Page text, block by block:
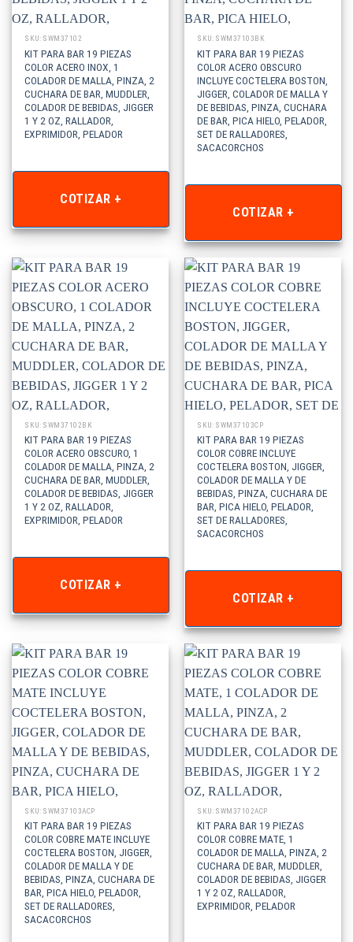
SKU: SWM37102
KIT PARA BAR 19 PIEZAS
COLOR ACERO INOX, 1
COLADOR DE MALLA, PINZA, 2
CUCHARA DE BAR, MUDDLER,
COLADOR DE BEBIDAS, JIGGER
1 Y 2 OZ, RALLADOR,
EXPRIMIDOR, PELADOR
COTIZAR +
SKU: SWM37103BK
KIT PARA BAR 19 PIEZAS
COLOR ACERO OBSCURO
INCLUYE COCTELERA BOSTON,
JIGGER, COLADOR DE MALLA Y
DE BEBIDAS, PINZA, CUCHARA
DE BAR, PICA HIELO, PELADOR,
SET DE RALLADORES,
SACACORCHOS
COTIZAR +
SKU: SWM37102BK
KIT PARA BAR 19 PIEZAS
COLOR ACERO OBSCURO, 1
COLADOR DE MALLA, PINZA, 2
CUCHARA DE BAR, MUDDLER,
COLADOR DE BEBIDAS, JIGGER
1 Y 2 OZ, RALLADOR,
EXPRIMIDOR, PELADOR
COTIZAR +
SKU: SWM37103CP
KIT PARA BAR 19 PIEZAS
COLOR COBRE INCLUYE
COCTELERA BOSTON, JIGGER,
COLADOR DE MALLA Y DE
BEBIDAS, PINZA, CUCHARA DE
BAR, PICA HIELO, PELADOR,
SET DE RALLADORES,
SACACORCHOS
COTIZAR +
SKU: SWM37103ACP
KIT PARA BAR 19 PIEZAS
COLOR COBRE MATE INCLUYE
COCTELERA BOSTON, JIGGER,
COLADOR DE MALLA Y DE
BEBIDAS, PINZA, CUCHARA DE
BAR, PICA HIELO, PELADOR,
SET DE RALLADORES,
SACACORCHOS
SKU: SWM37102ACP
KIT PARA BAR 19 PIEZAS
COLOR COBRE MATE, 1
COLADOR DE MALLA, PINZA, 2
CUCHARA DE BAR, MUDDLER,
COLADOR DE BEBIDAS, JIGGER
1 Y 2 OZ, RALLADOR,
EXPRIMIDOR, PELADOR